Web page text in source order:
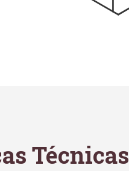
Técnicas